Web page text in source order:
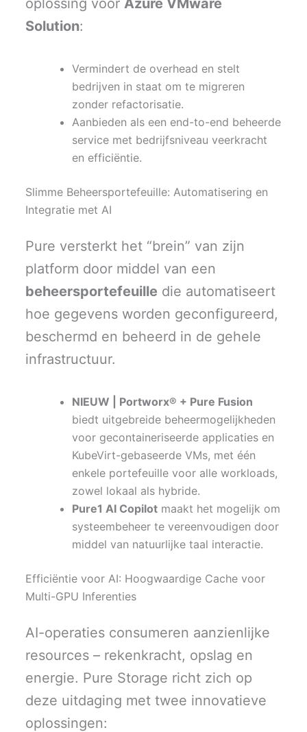
oplossing voorAzure VMware
Solution:
Vermindert de overhead en stelt
bedrijven in staat om te migreren
zonder refactorisatie.
Aanbieden als een end-to-end beheerde
service met bedrijfsniveau veerkracht
en efficiëntie.
Slimme Beheersportefeuille: Automatisering en
Integratie met AI
Pure versterkt het “brein” van zijn
platform door middel van een
beheersportefeuille die automatiseert
hoe gegevens worden geconfigureerd,
beschermd en beheerd in de gehele
infrastructuur.
NIEUW | Portworx® + Pure Fusion
biedt uitgebreide beheermogelijkheden
voor gecontaineriseerde applicaties en
KubeVirt-gebaseerde VMs, met één
enkele portefeuille voor alle workloads,
zowel lokaal als hybride.
Pure1 AI Copilot maakt het mogelijk om
systeembeheer te vereenvoudigen door
middel van natuurlijke taal interactie.
Efficiëntie voor AI: Hoogwaardige Cache voor
Multi-GPU Inferenties
AI-operaties consumeren aanzienlijke
resources – rekenkracht, opslag en
energie. Pure Storage richt zich op
deze uitdaging met twee innovatieve
oplossingen: